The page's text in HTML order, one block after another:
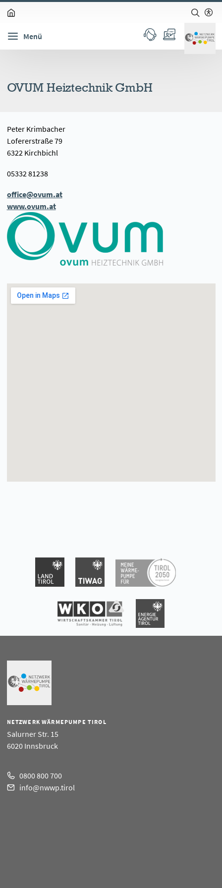
zum Inhalt springen (Alt + 0)
zur Navigation springen (Alt + 1)
zur Suche springen (Alt + 2)
Hochkontrastmodus ein-/ausschalten (Alt + 3)
Barrierefreiheits-Widget öffnen (Alt + 5)
Menü
OVUM Heiztechnik GmbH
Peter Krimbacher
Lofererstraße 79
6322 Kirchbichl
05332 81238
office@ovum.at
www.ovum.at
NETZWERK WÄRMEPUMPE TIROL
Salurner Str. 15
6020 Innsbruck
0800 800 700
info@nwwp.tirol